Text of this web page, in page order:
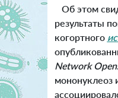
Об этом
результаты
когортного
Network Open
мононуклеоз